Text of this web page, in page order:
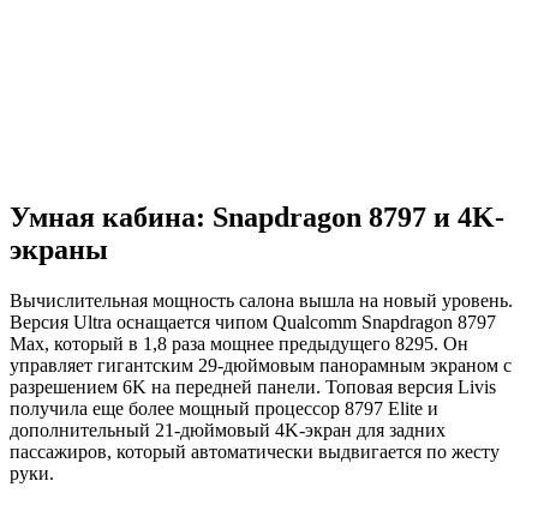
Умная кабина: Snapdragon 8797 и 4K-
экраны
Вычислительная мощность салона вышла на новый уровень.
Версия Ultra оснащается чипом Qualcomm Snapdragon 8797
Max, который в 1,8 раза мощнее предыдущего 8295. Он
управляет гигантским 29-дюймовым панорамным экраном с
разрешением 6K на передней панели. Топовая версия Livis
получила еще более мощный процессор 8797 Elite и
дополнительный 21-дюймовый 4K-экран для задних
пассажиров, который автоматически выдвигается по жесту
руки.